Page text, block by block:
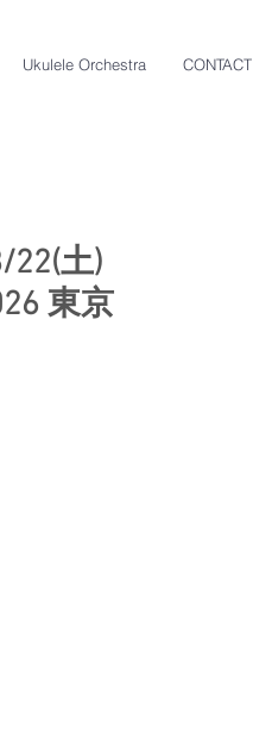
Ukulele Orchestra CONTACT
22(土)
東京